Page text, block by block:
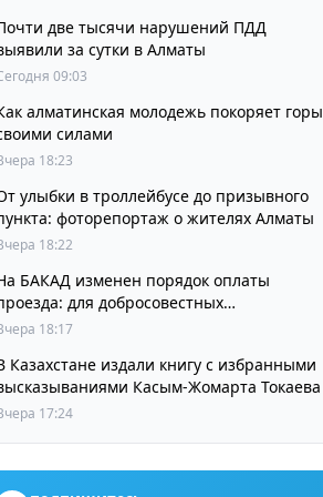
две тысячи нарушений ПДД
за сутки в Алматы
09:03
алматинская молодежь покоряет горы
силами
18:23
улыбки в троллейбусе до призывного
фоторепортаж о жителях Алматы
18:22
БАКАД изменен порядок оплаты
для добросовестных
стоимость остается
18:17
Казахстане издали книгу с избранными
Касым-Жомарта Токаева
17:24